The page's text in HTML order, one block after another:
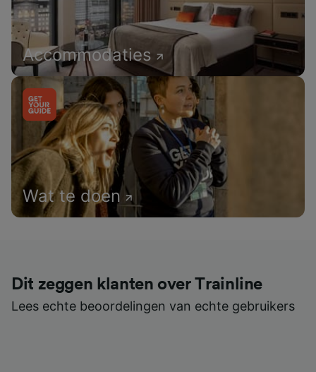
Accommodaties
Wat te doen
Dit zeggen klanten over Trainline
Lees echte beoordelingen van echte gebruikers